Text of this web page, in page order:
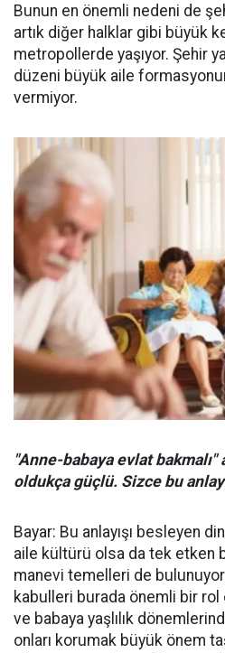
Bunun en önemli nedeni de
artık diğer halklar gibi büyük
metropollerde yaşıyor. Şehir
düzeni büyük aile
vermiyor.
"Anne-babaya evlat bakmalı"
oldukça güçlü. Sizce bu
Bayar: Bu anlayışı besleyen
aile kültürü olsa da tek etken
manevi temelleri de
kabulleri burada önemli bir rol
ve babaya yaşlılık
onları korumak büyük önem